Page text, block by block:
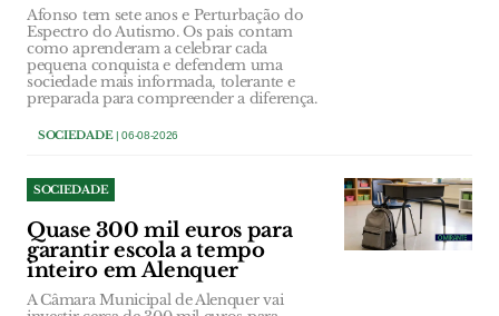
Afonso tem sete anos e Perturbação do
Espectro do Autismo. Os pais contam
como aprenderam a celebrar cada
pequena conquista e defendem uma
sociedade mais informada, tolerante e
preparada para compreender a diferença.
SOCIEDADE| 06-08-2026
SOCIEDADE
Quase 300 mil euros para
garantir escola a tempo
inteiro em Alenquer
A Câmara Municipal de Alenquer vai